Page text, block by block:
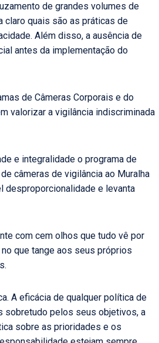
de grandes volumes de
quais são as práticas de
Além disso, a ausência de
antes da implementação do
de Câmeras Corporais e do
valorizar a vigilância indiscriminada
e integralidade o programa de
câmeras de vigilância ao Muralha
desproporcionalidade e levanta
com cem olhos que tudo vê por
que tange aos seus próprios
A eficácia de qualquer política de
sobretudo pelos seus objetivos, a
sobre as prioridades e os